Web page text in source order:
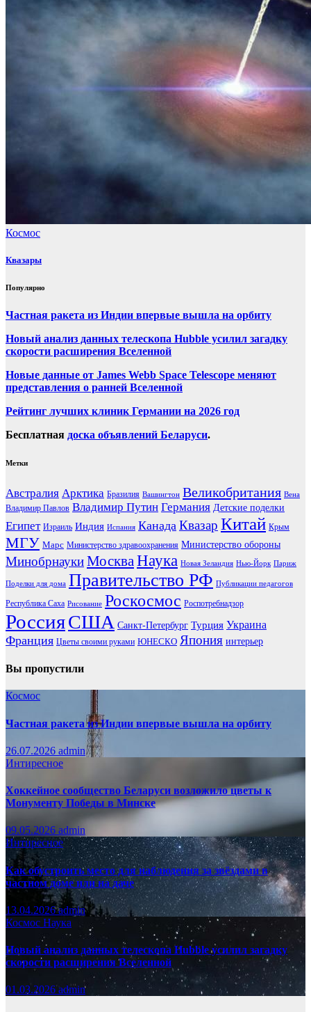
Космос
Квазары
Популярно
Частная ракета из Индии впервые вышла на орбиту
Новый анализ данных телескопа Hubble усилил загадку
скорости расширения Вселенной
Новые данные от James Webb Space Telescope меняют
представления о ранней Вселенной
Рейтинг лучших клиник Германии на 2026 год
Бесплатная доска объявлений Беларуси.
Метки
Австралия Арктика Бразилия Вашингтон Великобритания Вена
Владимир Павлов Владимир Путин Германия Детские поделки
Египет Израиль Индия Испания Канада Квазар Китай Крым
МГУ Марс Министерство здравоохранения Министерство обороны
МинобрнаукиМоскваНаука Новая Зеландия Нью-Йорк Париж
Поделки для дома Правительство РФ Публикации педагогов
Республика Саха Рисование Роскосмос Роспотребнадзор
РоссияСША Санкт-Петербург Турция Украина
Франция Цветы своими руками ЮНЕСКО Япония интерьер
Вы пропустили
Космос
Частная ракета из Индии впервые вышла на орбиту
26.07.2026 admin
Интиресное
Хоккейное сообщество Беларуси возложило цветы к
Монументу Победы в Минске
09.05.2026 admin
Интиресное
Как обустроить место для наблюдения за звёздами в
частном доме или на даче
13.04.2026admin
Космос Наука
Новый анализ данных телескопа Hubble усилил загадку
скорости расширения Вселенной
01.03.2026admin